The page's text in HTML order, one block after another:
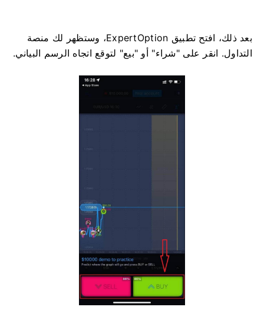
بعد ذلك، افتح تطبيق ExpertOption، وستظهر لك منصة
التداول. انقر على "شراء" أو "بيع" لتوقع اتجاه الرسم البياني.